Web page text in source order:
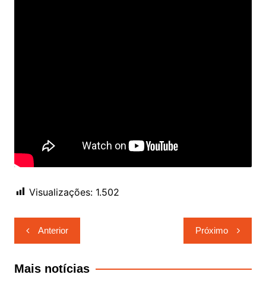
Visualizações: 1.502
Navegação
de
Post
Anterior Próximo
Mais notícias